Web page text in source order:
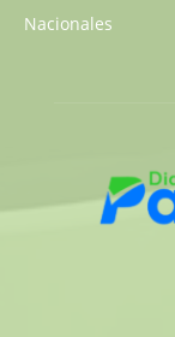
Nacionales